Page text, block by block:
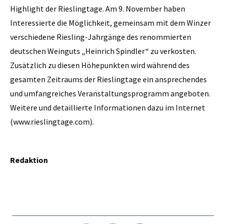
Highlight der Rieslingtage. Am 9. November haben
Interessierte die Möglichkeit, gemeinsam mit dem Winzer
verschiedene Riesling-Jahrgänge des renommierten
deutschen Weinguts „Heinrich Spindler“ zu verkosten.
Zusätzlich zu diesen Höhepunkten wird während des
gesamten Zeitraums der Rieslingtage ein ansprechendes
und umfangreiches Veranstaltungsprogramm angeboten.
Weitere und detaillierte Informationen dazu im Internet
(www.rieslingtage.com).
Redaktion